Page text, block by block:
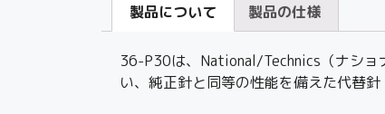
製品について 製品の仕様
36-P30は、National/Technics（ナショ
い、純正針と同等の性能を備えた代替針